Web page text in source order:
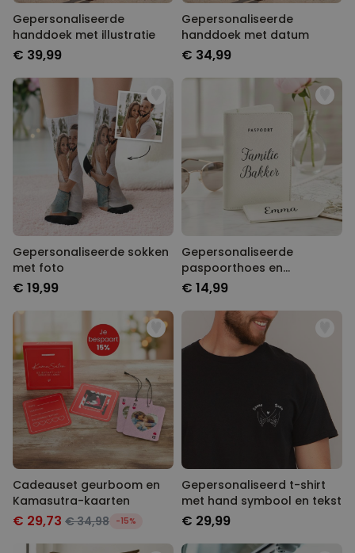
Gepersonaliseerde
handdoek met illustratie
€ 39,99
Gepersonaliseerde
handdoek met datum
€ 34,99
Gepersonaliseerde sokken
met foto
€ 19,99
Gepersonaliseerde
paspoorthoes en
kofferlabel met tekst
€ 14,99
Cadeauset geurboom en
Kamasutra-kaarten
€ 29,73 € 34,98 -15%
Gepersonaliseerd t-shirt
met hand symbool en tekst
€ 29,99